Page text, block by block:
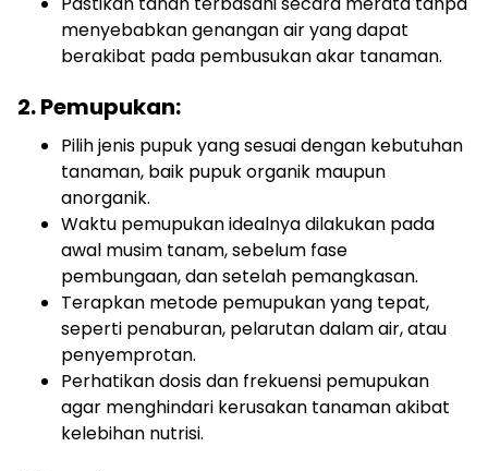
menyebabkan genangan air yang dapat
berakibat pada pembusukan akar tanaman.
2. Pemupukan:
Pilih jenis pupuk yang sesuai dengan kebutuhan
tanaman, baik pupuk organik maupun
anorganik.
Waktu pemupukan idealnya dilakukan pada
awal musim tanam, sebelum fase
pembungaan, dan setelah pemangkasan.
Terapkan metode pemupukan yang tepat,
seperti penaburan, pelarutan dalam air, atau
penyemprotan.
Perhatikan dosis dan frekuensi pemupukan
agar menghindari kerusakan tanaman akibat
kelebihan nutrisi.